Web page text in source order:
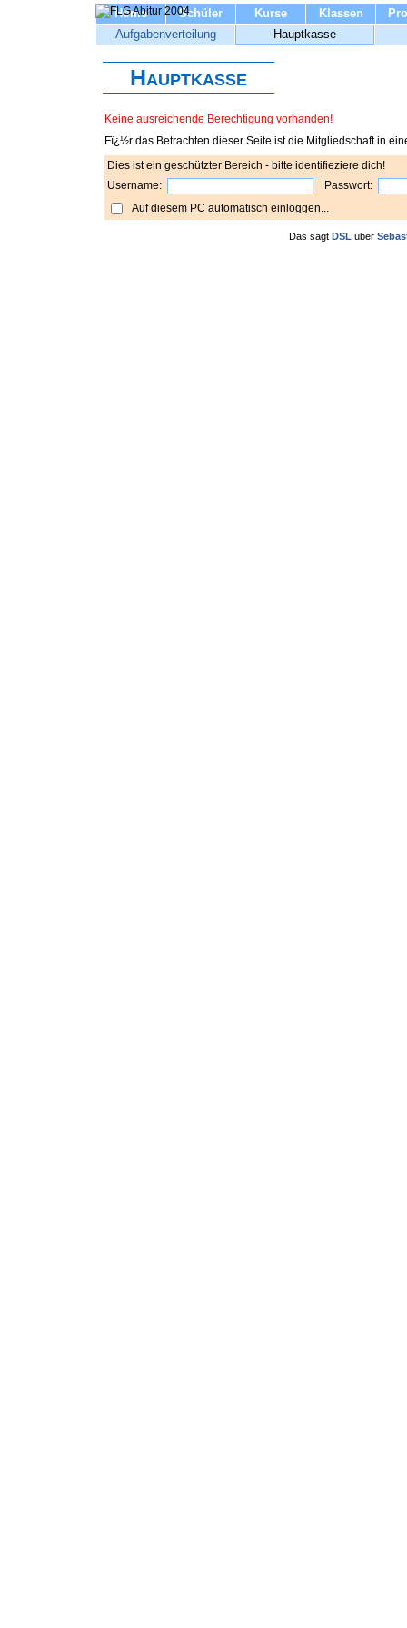
Home Schüler Kurse Klassen
Aufgabenverteilung
Hauptkasse
Hauptkasse
Keine ausreichende Berechtigung vorhanden!
Fï¿½r das Betrachten dieser Seite ist die Mitgliedschaft in
Dies ist ein geschützter Bereich - bitte identifieziere dich!
Username:
Passwort:
Auf diesem PC automatisch einloggen...
Das sagt DSL über